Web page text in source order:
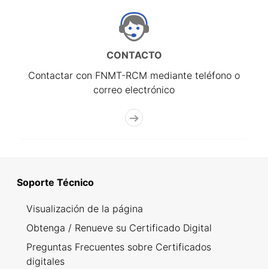
CONTACTO
Contactar con FNMT-RCM mediante teléfono o
correo electrónico
Soporte Técnico
Visualización de la página
Obtenga / Renueve su Certificado Digital
Preguntas Frecuentes sobre Certificados
digitales